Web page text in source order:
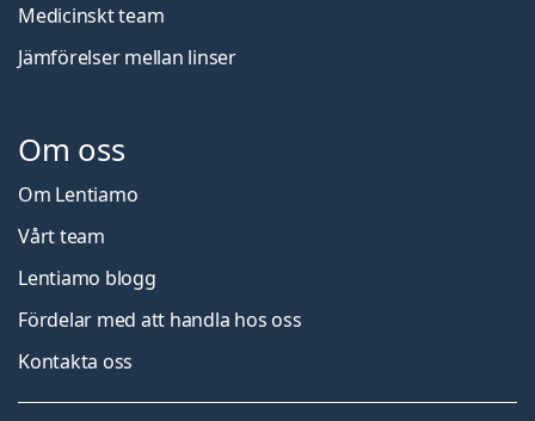
Medicinskt team
Jämförelser mellan linser
Om oss
Om Lentiamo
Vårt team
Lentiamo blogg
Fördelar med att handla hos oss
Kontakta oss